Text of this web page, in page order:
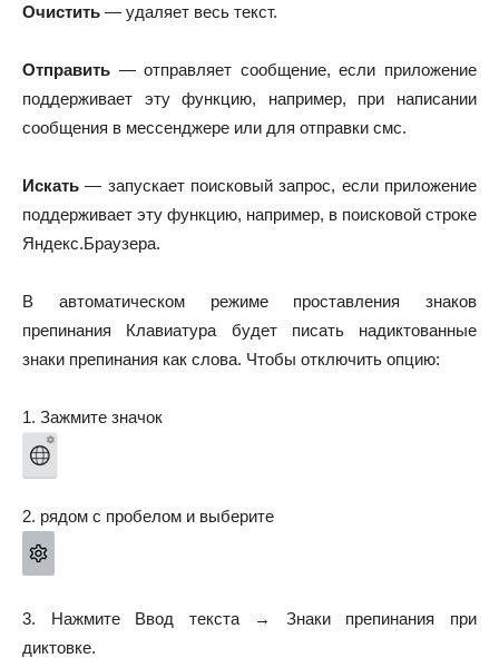
Очистить — удаляет весь текст.
Отправить — отправляет сообщение, если приложение
поддерживает эту функцию, например, при написании
сообщения в мессенджере или для отправки смс.
Искать — запускает поисковый запрос, если приложение
поддерживает эту функцию, например, в поисковой строке
Яндекс.Браузера.
В автоматическом режиме проставления знаков
препинания Клавиатура будет писать надиктованные
знаки препинания как слова. Чтобы отключить опцию:
1. Зажмите значок
2. рядом с пробелом и выберите
3. Нажмите Ввод текста→ Знаки препинания при
диктовке.